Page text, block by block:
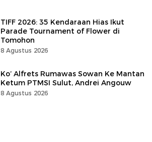
TIFF 2026: 35 Kendaraan Hias Ikut
Parade Tournament of Flower di
Tomohon
8 Agustus 2026
Ko’ Alfrets Rumawas Sowan Ke Mantan
Ketum PTMSI Sulut, Andrei Angouw
8 Agustus 2026